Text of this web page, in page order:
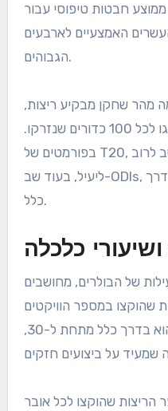
חבטות טיפוסי עבור
האמצעיים לארבעים
הגבוהים.
מהר שחקן מבקיע ריצות,
מחושבים כריצות שהושגו לכל 100 כדורים שנזרקו.
בפורמטים של T20, שיעור חבטה מעל 130 נחשב לרוב
ליעיל, בעוד שב-ODIs, טווח של 80 עד 100 מקובל בדרך
כלל.
כלכלה
של הבולרים, מחושבים
שהוקצו במספר הוויקטים
שנלקחו. ממוצע בולינג טוב הוא בדרך כלל מתחת ל-30,
הריצות שהוקצו לכל אובר